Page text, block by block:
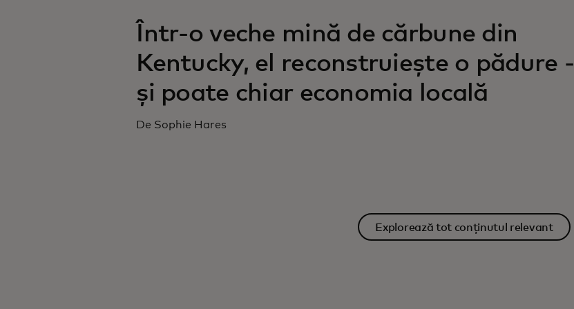
Într-o veche mină de cărbune din
Kentucky, el reconstruiește o pădure -
și poate chiar economia locală
De Sophie Hares
Explorează tot conținutul relevant